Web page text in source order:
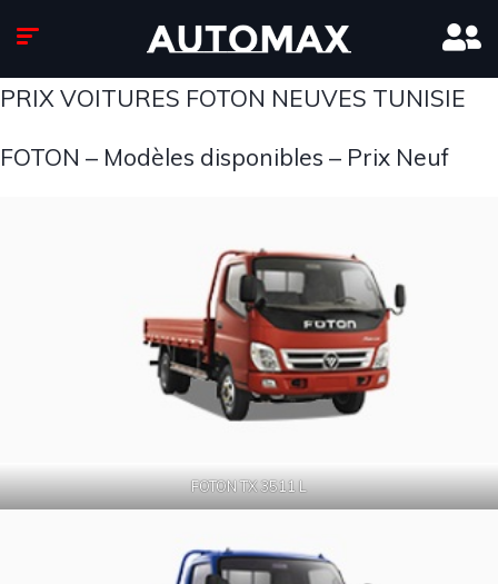
PRIX VOITURES FOTON NEUVES TUNISIE
FOTON – Modèles disponibles – Prix Neuf
FOTON TX 3511 L